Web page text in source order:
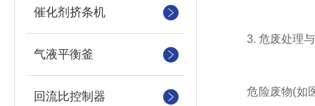
催化剂挤条机
气液平衡釜
回流比控制器
3. 危废处理与
危险废物(如医